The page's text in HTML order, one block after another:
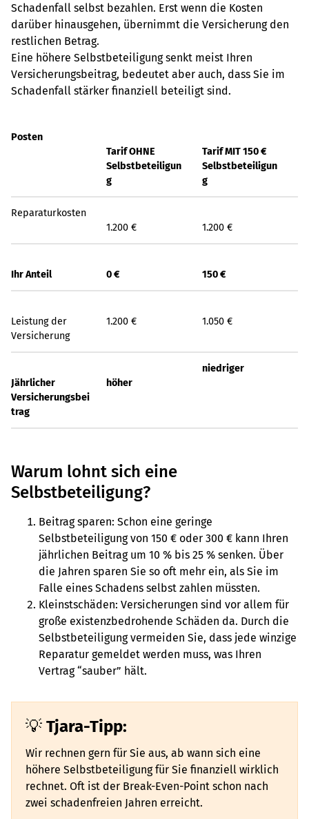
Schadenfall selbst bezahlen. Erst wenn die Kosten
darüber hinausgehen, übernimmt die Versicherung den
restlichen Betrag.
Eine höhere Selbstbeteiligung senkt meist Ihren
Versicherungsbeitrag, bedeutet aber auch, dass Sie im
Schadenfall stärker finanziell beteiligt sind.
Posten
Tarif OHNE
Selbstbeteiligun
g
Tarif MIT 150 €
Selbstbeteiligun
g
Reparaturkosten
1.200 €
1.200 €
Ihr Anteil 0 € 150 €
Leistung der
Versicherung
1.200 € 1.050 €
Jährlicher
Versicherungsbei
trag
höher
niedriger
Warum lohnt sich eine
Selbstbeteiligung?
Beitrag sparen: Schon eine geringe
Selbstbeteiligung von 150 € oder 300 € kann Ihren
jährlichen Beitrag um 10 % bis 25 % senken. Über
die Jahren sparen Sie so oft mehr ein, als Sie im
Falle eines Schadens selbst zahlen müssten.
Kleinstschäden: Versicherungen sind vor allem für
große existenzbedrohende Schäden da. Durch die
Selbstbeteiligung vermeiden Sie, dass jede winzige
Reparatur gemeldet werden muss, was Ihren
Vertrag “sauber” hält.
Tjara-Tipp:
Wir rechnen gern für Sie aus, ab wann sich eine
höhere Selbstbeteiligung für Sie finanziell wirklich
rechnet. Oft ist der Break-Even-Point schon nach
zwei schadenfreien Jahren erreicht.